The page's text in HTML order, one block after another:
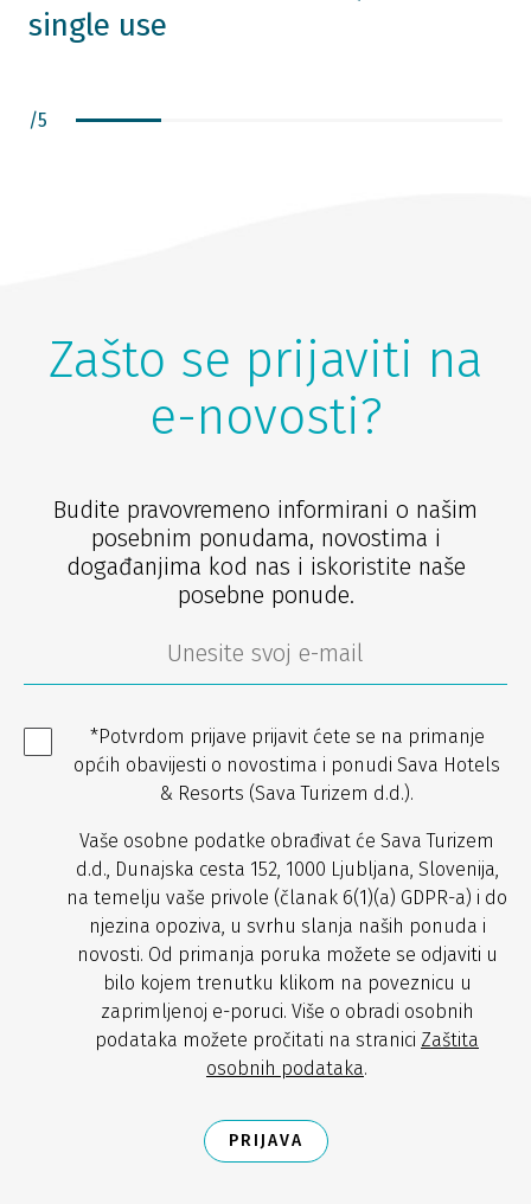
single use
/5
Zašto se prijaviti na
e-novosti?
Budite pravovremeno informirani o našim
posebnim ponudama, novostima i
događanjima kod nas i iskoristite naše
posebne ponude.
*Potvrdom prijave prijavit ćete se na primanje
općih obavijesti o novostima i ponudi Sava Hotels
& Resorts (Sava Turizem d.d.).
Vaše osobne podatke obrađivat će Sava Turizem
d.d., Dunajska cesta 152, 1000 Ljubljana, Slovenija,
na temelju vaše privole (članak 6(1)(a) GDPR-a) i do
njezina opoziva, u svrhu slanja naših ponuda i
novosti. Od primanja poruka možete se odjaviti u
bilo kojem trenutku klikom na poveznicu u
zaprimljenoj e-poruci. Više o obradi osobnih
podataka možete pročitati na stranici Zaštita
osobnih podataka.
PRIJAVA